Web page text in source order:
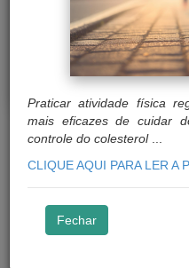
Portal
ACESSE
Guia rápido
Guia rápido de
Praticar atividade física
mais eficazes de cuidar
controle do colesterol...
CLIQUE AQUI PARA LER A
Fechar